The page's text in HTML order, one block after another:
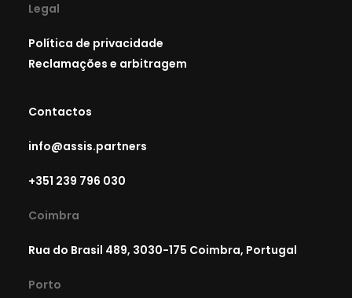
Legal
Política de privacidade
Reclamações e arbitragem
Contactos
info@assis.partners
+351 239 796 030
Coimbra
Rua do Brasil 489, 3030-175 Coimbra, Portugal
Porto